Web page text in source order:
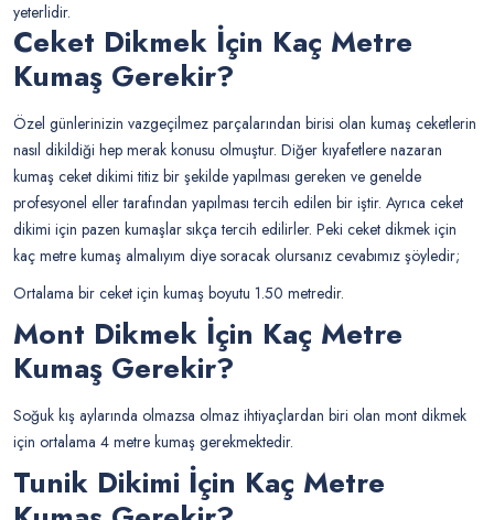
yeterlidir.
Ceket Dikmek İçin Kaç Metre
Kumaş Gerekir?
Özel günlerinizin vazgeçilmez parçalarından birisi olan kumaş ceketlerin
nasıl dikildiği hep merak konusu olmuştur. Diğer kıyafetlere nazaran
kumaş ceket dikimi titiz bir şekilde yapılması gereken ve genelde
profesyonel eller tarafından yapılması tercih edilen bir iştir. Ayrıca ceket
dikimi için pazen kumaşlar sıkça tercih edilirler. Peki ceket dikmek için
kaç metre kumaş almalıyım diye soracak olursanız cevabımız şöyledir;
Ortalama bir ceket için kumaş boyutu 1.50 metredir.
Mont Dikmek İçin Kaç Metre
Kumaş Gerekir?
Soğuk kış aylarında olmazsa olmaz ihtiyaçlardan biri olan mont dikmek
için ortalama 4 metre kumaş gerekmektedir.
Tunik Dikimi İçin Kaç Metre